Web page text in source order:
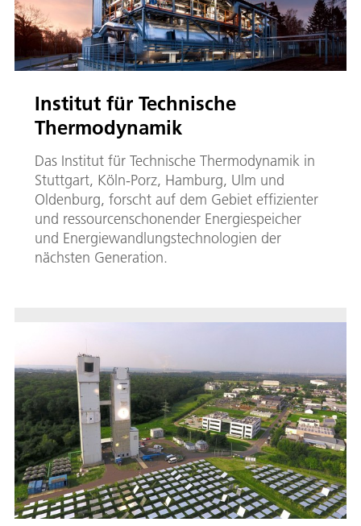
Institut für Technische
Thermodynamik
Das Institut für Technische Thermodynamik in
Stuttgart, Köln-Porz, Hamburg, Ulm und
Oldenburg, forscht auf dem Gebiet effizienter
und ressourcenschonender Energiespeicher
und Energiewandlungstechnologien der
nächsten Generation.